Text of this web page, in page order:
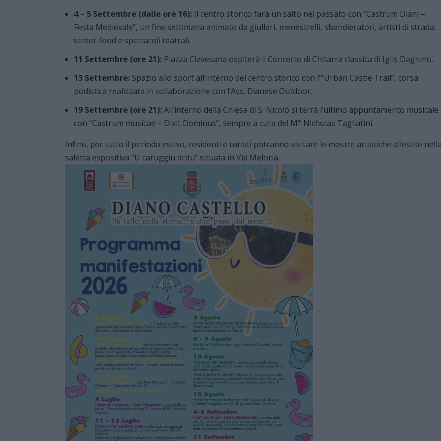
4 – 5 Settembre (dalle ore 16): Il centro storico farà un salto nel passato con “Castrum Diani –
Festa Medievale”, un fine settimana animato da giullari, menestrelli, sbandieratori, artisti di strada,
street-food e spettacoli teatrali.
11 Settembre (ore 21): Piazza Clavesana ospiterà il Concerto di Chitarra classica di Iglis Dagnino.
13 Settembre: Spazio allo sport all’interno del centro storico con l'”Urban Castle Trail”, corsa
podistica realizzata in collaborazione con l’Ass. Dianese Outdoor.
19 Settembre (ore 21):All’interno della Chiesa di S. Nicolò si terrà l’ultimo appuntamento musicale
con “Castrum musicae – Dixit Dominus”, sempre a cura del M° Nicholas Tagliatini.
Infine, per tutto il periodo estivo, residenti e turisti potranno visitare le mostre artistiche allestite
saletta espositiva “U caruggiu dritu” situata in Via Meloria.